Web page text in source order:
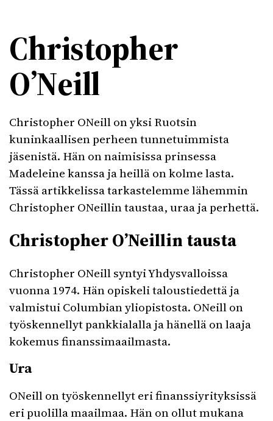
Christopher
O’Neill
Christopher ONeill on yksi Ruotsin
kuninkaallisen perheen tunnetuimmista
jäsenistä. Hän on naimisissa prinsessa
Madeleine kanssa ja heillä on kolme lasta.
Tässä artikkelissa tarkastelemme lähemmin
Christopher ONeillin taustaa, uraa ja perhettä.
Christopher O’Neillin tausta
Christopher ONeill syntyi Yhdysvalloissa
vuonna 1974. Hän opiskeli taloustiedettä ja
valmistui Columbian yliopistosta. ONeill on
työskennellyt pankkialalla ja hänellä on laaja
kokemus finanssimaailmasta.
Ura
ONeill on työskennellyt eri finanssiyrityksissä
eri puolilla maailmaa. Hän on ollut mukana